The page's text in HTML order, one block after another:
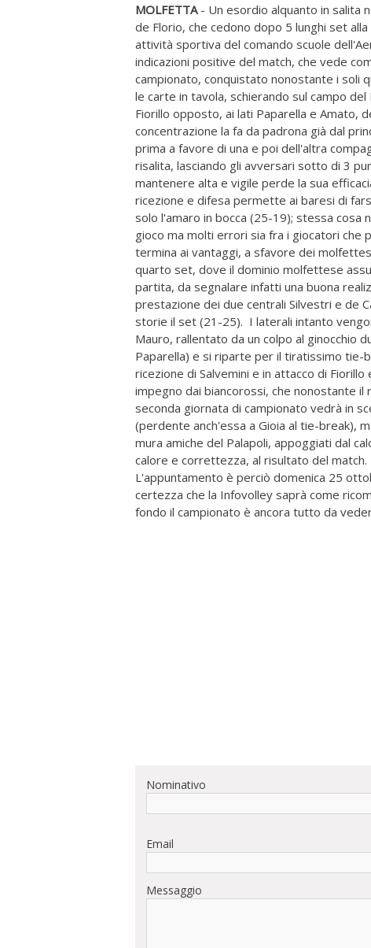
MOLFETTA- Un esordio alquanto in salita
de Florio, che cedono dopo 5 lunghi set
attività sportiva del comando scuole
indicazioni positive del match, che vede
campionato, conquistato nonostante i soli
le carte in tavola, schierando sul campo
Fiorillo opposto, ai lati Paparella e Amato,
concentrazione la fa da padrona già dal
prima a favore di una e poi dell'altra
risalita, lasciando gli avversari sotto di 3
mantenere alta e vigile perde la sua
ricezione e difesa permette ai baresi di
solo l'amaro in bocca (25-19); stessa cosa
gioco ma molti errori sia fra i giocatori che
termina ai vantaggi, a sfavore dei
quarto set, dove il dominio molfettese
partita, da segnalare infatti una buona
prestazione dei due centrali Silvestri e de
storie il set (21-25). I laterali intanto
Mauro, rallentato da un colpo al ginocchio
Paparella) e si riparte per il tiratissimo tie-
ricezione di Salvemini e in attacco di
impegno dai biancorossi, che nonostante
seconda giornata di campionato vedrà in
(perdente anch'essa a Gioia al tie-break),
mura amiche del Palapoli, appoggiati dal
calore e correttezza, al risultato del match.
L'appuntamento è perciò domenica 25
certezza che la Infovolley saprà come
fondo il campionato è ancora tutto da
Nominativo
Email
Messaggio